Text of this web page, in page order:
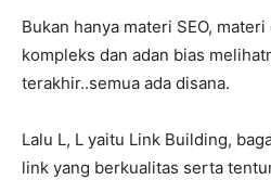
Bukan hanya materi SEO,
kompleks dan adan bias
terakhir..semua ada disana.
Lalu L, L yaitu Link Building,
link yang berkualitas serta